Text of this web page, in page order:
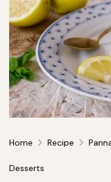
Home Recipe
Desserts